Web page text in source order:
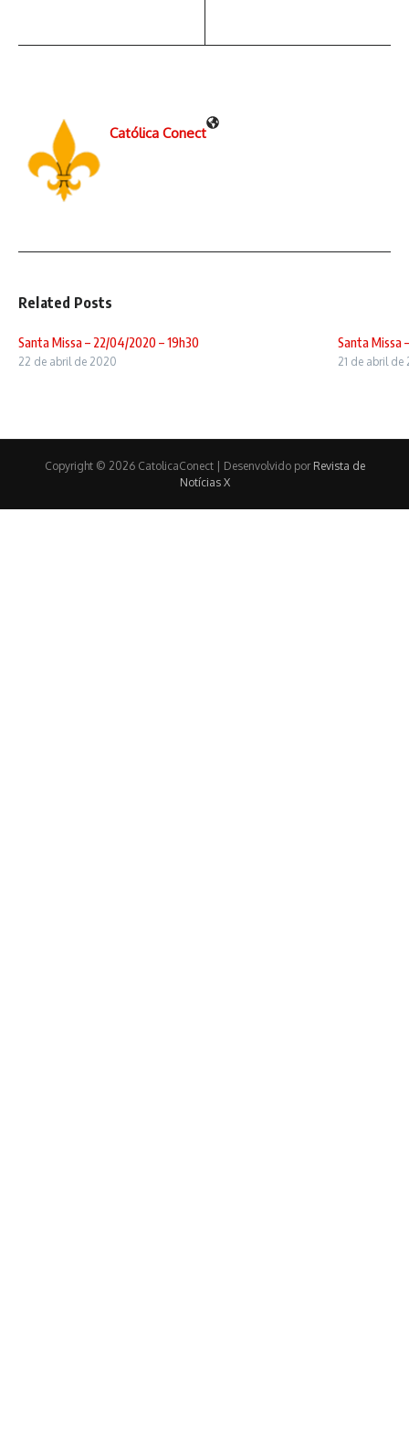
Católica Conect
Related Posts
Santa Missa – 22/04/2020 – 19h30
22 de abril de 2020
Santa Missa
21 de abril de
Copyright © 2026 CatolicaConect | Desenvolvido por Revista de
Notícias X